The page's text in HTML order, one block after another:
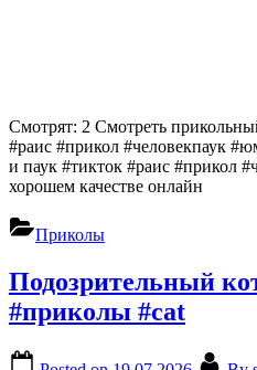
Смотрят: 2 Смотреть
#раис #прикол #человекпаук
и паук #тикток #раис #прикол
хорошем качестве онлайн
Приколы
Подозрительный
#приколы #cat